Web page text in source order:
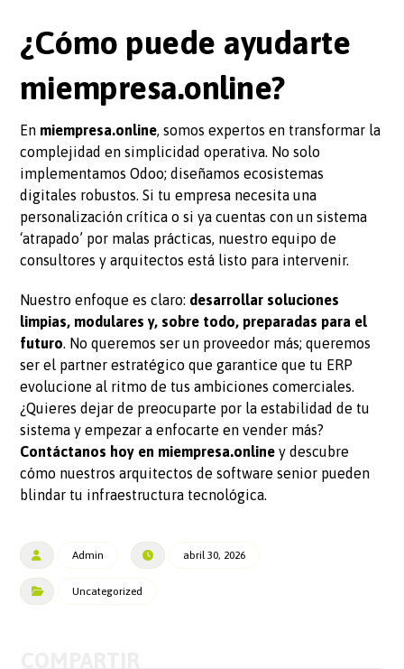
¿Cómo puede ayudarte
miempresa.online?
En miempresa.online , somos expertos en transformar la
complejidad en simplicidad operativa. No solo
implementamos Odoo; diseñamos ecosistemas
digitales robustos. Si tu empresa necesita una
personalización crítica o si ya cuentas con un sistema
‘atrapado’ por malas prácticas, nuestro equipo de
consultores y arquitectos está listo para intervenir.
Nuestro enfoque es claro: desarrollar soluciones
limpias, modulares y, sobre todo, preparadas para el
futuro . No queremos ser un proveedor más; queremos
ser el partner estratégico que garantice que tu ERP
evolucione al ritmo de tus ambiciones comerciales.
¿Quieres dejar de preocuparte por la estabilidad de tu
sistema y empezar a enfocarte en vender más?
Contáctanos hoy en miempresa.online y descubre
cómo nuestros arquitectos de software senior pueden
blindar tu infraestructura tecnológica.
Admin abril 30, 2026
Uncategorized